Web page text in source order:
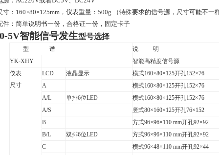
寸： 160×80×125mm ，仪表重量： 500g
（特殊要求的信号源，尺寸可能不一
件：简单说明书一份，合格证一份，固定卡子
0-5V智能信号发生型号选择
型 谱 说
明
YK-XHY
智能高精度信号源
仪表
尺寸
LCD 液晶显示 横式160×80×125开孔152×76
A
横式160×80×125开孔152×76
A/L
单排6位LED 横式160×80×125开孔152×76
A/S
竖式80×160×125开孔76×152
B
方式96×96×110 mm开孔92×92
B/L
双排6位LED 方式96×96×110 mm开孔92×92
C
横式96×48×110 mm开孔92×44